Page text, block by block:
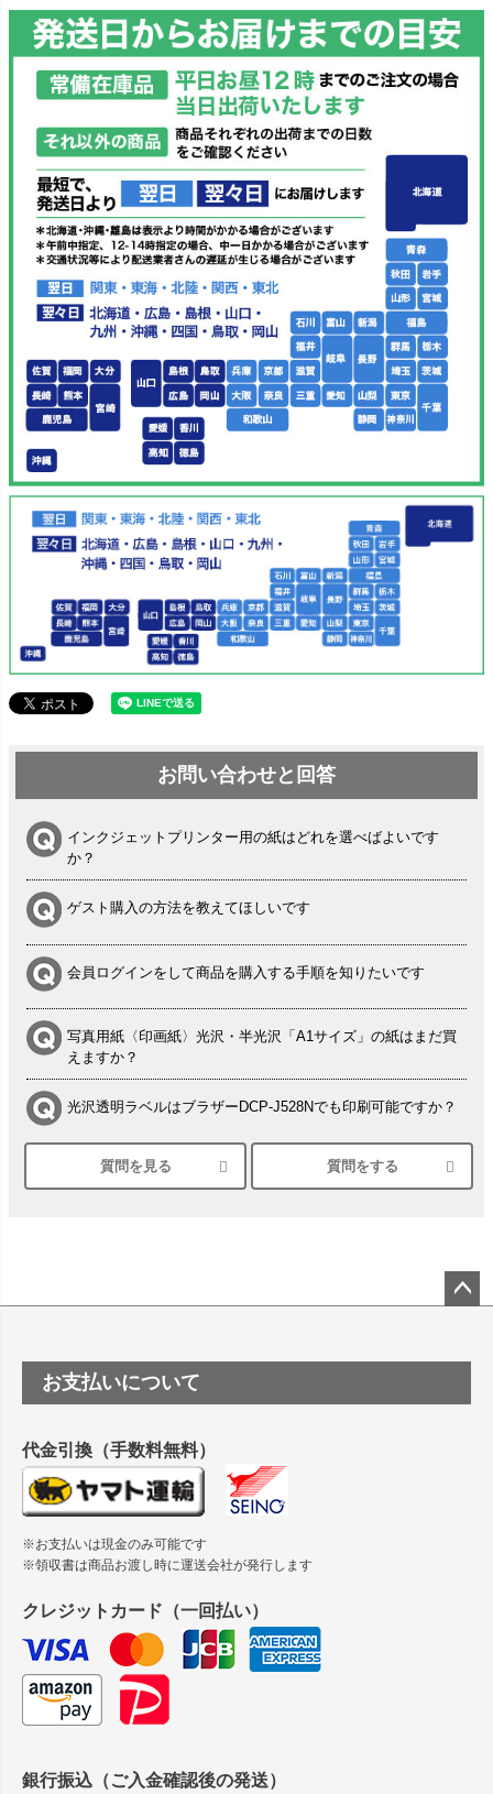
お問い合わせと回答
インクジェットプリンター用の紙はどれを選べばよいです
か？
ゲスト購入の方法を教えてほしいです
会員ログインをして商品を購入する手順を知りたいです
写真用紙〈印画紙〉光沢・半光沢「A1サイズ」の紙はまだ買
えますか？
光沢透明ラベルはブラザーDCP-J528Nでも印刷可能ですか？
シルバーペーパーにEPSON EP-30VAで印刷するときの設定
は？
塩ビのロール紙で離型紙が透明の商品はありますか
つや消し半透明ラベルのロールタイプはありますか？
縦420mm×横650mmの包装紙に適した紙はありますか？
質問を見る 質問をする
ップ
お支払いについて
代金引換（手数料無料）
※お支払いは現金のみ可能です
※領収書は商品お渡し時に運送会社が発行します
クレジットカード（一回払い）
銀行振込（ご入金確認後の発送）